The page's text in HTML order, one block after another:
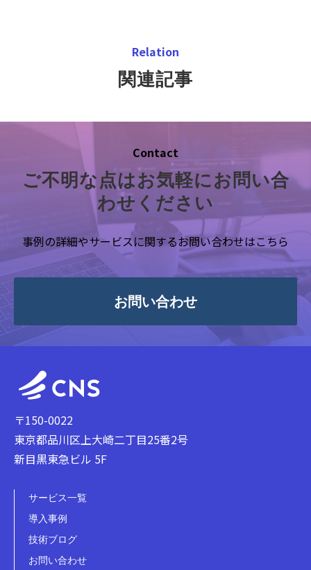
Relation
関連記事
Contact
ご不明な点はお気軽にお問い合
わせください
事例の詳細やサービスに関するお問い合わせはこちら
お問い合わせ
〒150-0022
東京都品川区上大崎二丁目25番2号
新目黒東急ビル 5F
サービス一覧
導入事例
技術ブログ
お問い合わせ